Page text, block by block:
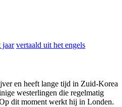
jaar vertaald uit het engels
en heeft lange tijd in Zuid-Korea
westerlingen die regelmatig
dit moment werkt hij in Londen.